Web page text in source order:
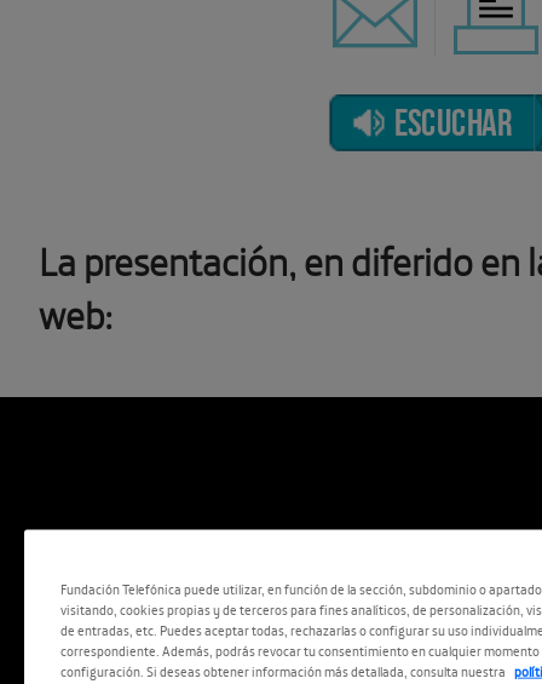
ESCUCHAR
La presentación, en diferido en
web:
Fundación Telefónica puede utilizar, en función de la sección, subdominio o
visitando, cookies propias y de terceros para fines analíticos, de personalización,
de entradas, etc. Puedes aceptar todas, rechazarlas o configurar su uso
correspondiente. Además, podrás revocar tu consentimiento en cualquier momento
configuración. Si deseas obtener información más detallada, consulta nuestra